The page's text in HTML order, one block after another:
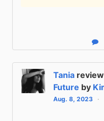
Tania
Future by
Aug. 8, 2023